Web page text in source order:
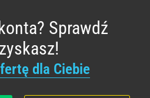
Sprawdź
dla Ciebie